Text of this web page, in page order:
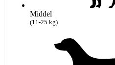
Middel
(11-25 kg)